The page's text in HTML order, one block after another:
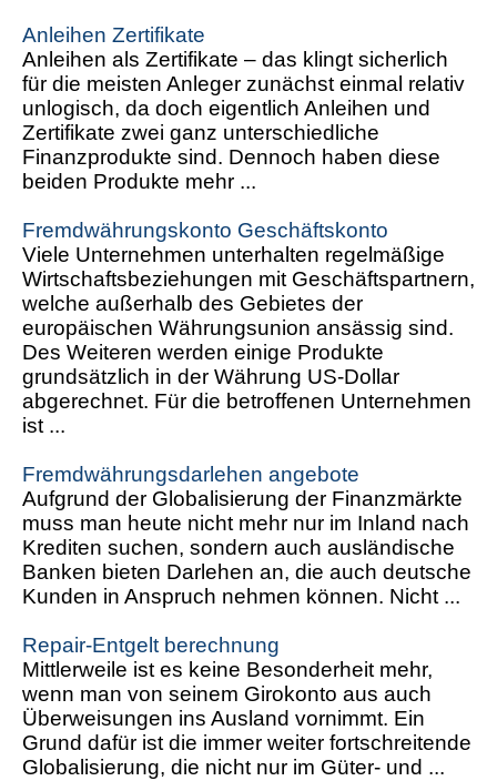
Anleihen Zertifikate
Anleihen als Zertifikate – das klingt sicherlich
für die meisten Anleger zunächst einmal relativ
unlogisch, da doch eigentlich Anleihen und
Zertifikate zwei ganz unterschiedliche
Finanzprodukte sind. Dennoch haben diese
beiden Produkte mehr ...
Fremdwährungskonto Geschäftskonto
Viele Unternehmen unterhalten regelmäßige
Wirtschaftsbeziehungen mit Geschäftspartnern,
welche außerhalb des Gebietes der
europäischen Währungsunion ansässig sind.
Des Weiteren werden einige Produkte
grundsätzlich in der Währung US-Dollar
abgerechnet. Für die betroffenen Unternehmen
ist ...
Fremdwährungsdarlehen angebote
Aufgrund der Globalisierung der Finanzmärkte
muss man heute nicht mehr nur im Inland nach
Krediten suchen, sondern auch ausländische
Banken bieten Darlehen an, die auch deutsche
Kunden in Anspruch nehmen können. Nicht ...
Repair-Entgelt berechnung
Mittlerweile ist es keine Besonderheit mehr,
wenn man von seinem Girokonto aus auch
Überweisungen ins Ausland vornimmt. Ein
Grund dafür ist die immer weiter fortschreitende
Globalisierung, die nicht nur im Güter- und ...